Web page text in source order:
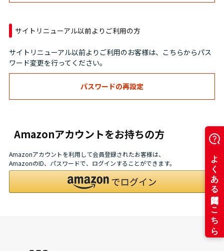
サイトリニューアル以前よりご利用の方
サイトリニューアル以前よりご利用のお客様は、こちらからパス
ワード変更を行ってください。
Amazonアカウントをお持ちの方
Amazonアカウントを利用して会員登録されたお客様は、
AmazonのID、パスワードで、ログインすることができます。